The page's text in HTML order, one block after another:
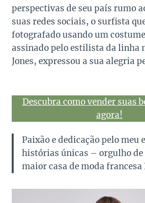
perspectivas de seu país rumo
suas redes sociais, o surfista
fotografado usando um
assinado pelo estilista da linha
Jones, expressou a sua alegria
Descubra como vender suas
agora!
Paixão e dedicação pelo meu
histórias únicas – orgulho de
maior casa de moda francesa